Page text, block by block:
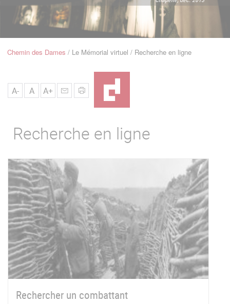
Navigation
Fil
Chemin des Dames Le Mémorial virtuel Recherche en ligne
A- A A+
Recherche en ligne
Rechercher un combattant